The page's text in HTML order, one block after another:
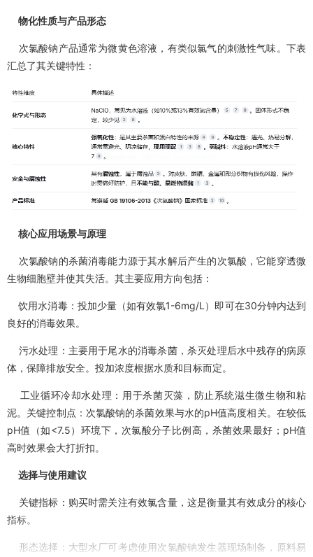
物化性质与产品形态
次氯酸钠产品通常为微黄色溶液，有类似氯气的刺激性气味。下表
汇总了其关键特性：
核心应用场景与原理
次氯酸钠的杀菌消毒能力源于其水解后产生的次氯酸，它能穿透微
生物细胞壁并使其失活。其主要应用方向包括：
饮用水消毒：投加少量（如有效氯1-6mg/L）即可在30分钟内达到
良好的消毒效果。
污水处理：主要用于尾水的消毒杀菌，杀灭处理后水中残存的病原
体，保障排放安全。投加浓度根据水质和目标而定。
工业循环冷却水处理：用于杀菌灭藻，防止系统滋生微生物和粘
泥。关键控制点：次氯酸钠的杀菌效果与水的pH值高度相关。在较低
pH值（如<7.5）环境下，次氯酸分子比例高，杀菌效果最好；pH值
高时效果会大打折扣。
选择与使用建议
关键指标：购买时需关注有效氯含量，这是衡量其有效成分的核心
指标。
形态选择：大型水厂可考虑使用次氯酸钠发生器现场制备，原料易